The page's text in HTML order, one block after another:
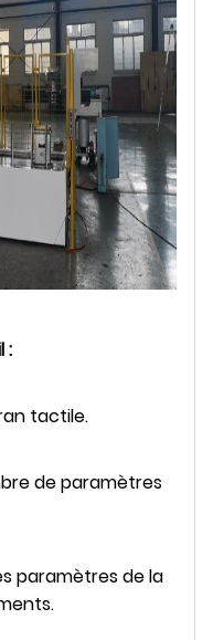
:
tactile.
de paramètres
paramètres de la